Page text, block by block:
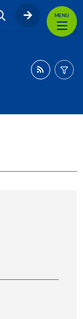
MENU